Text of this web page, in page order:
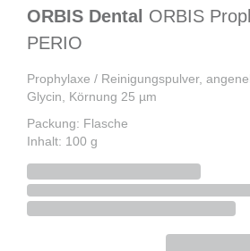
ORBIS Dental ORBIS
PERIO
Prophylaxe / Reinigungspulver,
Glycin, Körnung 25 µm
Packung: Flasche
Inhalt: 100 g